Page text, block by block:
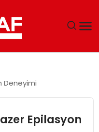
Deneyimi
Epilasyon